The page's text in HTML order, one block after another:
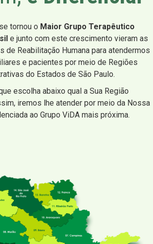
tornou o Maior Grupo Terapêutico
e junto com este crescimento vieram as
de Reabilitação Humana para atendermos
e pacientes por meio de Regiões
do Estados de São Paulo.
escolha abaixo qual a Sua Região
iremos lhe atender por meio da Nossa
ao Grupo ViDA mais próxima.